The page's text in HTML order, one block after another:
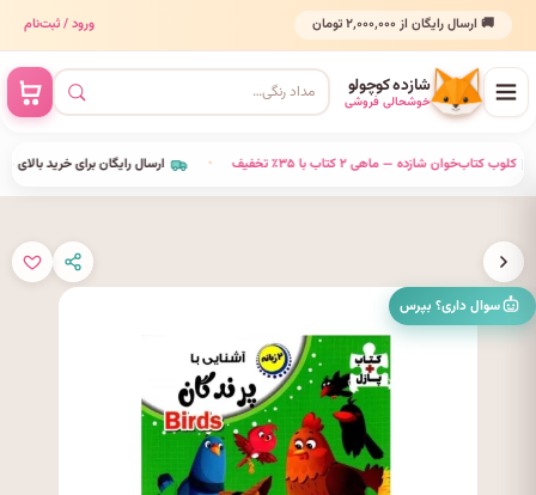
🚚 ارسال رایگان از ۲٬۰۰۰٬۰۰۰ تومان ورود / ثبت‌نام
شازده کوچولو
خوشحالی فروشی
ارسال رایگان برای خرید بالای • کلوب کتاب‌خوان شازده — ماهی ۲ کتاب با ۳۵٪ تخفیف
سوال داری؟ بپرس